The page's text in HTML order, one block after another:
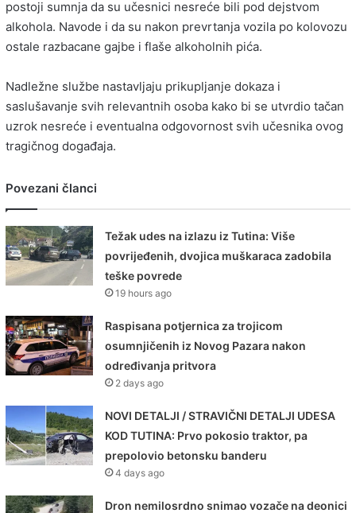
postoji sumnja da su učesnici nesreće bili pod dejstvom
alkohola. Navode i da su nakon prevrtanja vozila po kolovozu
ostale razbacane gajbe i flaše alkoholnih pića.
Nadležne službe nastavljaju prikupljanje dokaza i
saslušavanje svih relevantnih osoba kako bi se utvrdio tačan
uzrok nesreće i eventualna odgovornost svih učesnika ovog
tragičnog događaja.
Povezani članci
Težak udes na izlazu iz Tutina: Više
povrijeđenih, dvojica muškaraca zadobila
teške povrede
19 hours ago
Raspisana potjernica za trojicom
osumnjičenih iz Novog Pazara nakon
određivanja pritvora
2 days ago
NOVI DETALJI / STRAVIČNI DETALJI UDESA
KOD TUTINA: Prvo pokosio traktor, pa
prepolovio betonsku banderu
4 days ago
Dron nemilosrdno snimao vozače na deonici